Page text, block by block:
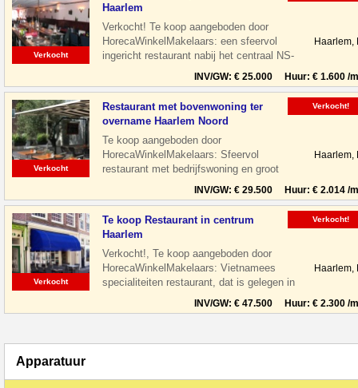
Verkocht
Haarlem
Verkocht! Te koop aangeboden door
HorecaWinkelMakelaars: een sfeervol
ingericht restaurant nabij het centraal NS-
Haarlem,
INV/GW: € 25.000 Huur: € 1.600 /
Verkocht
Restaurant met bovenwoning ter
overname Haarlem Noord
Te koop aangeboden door
HorecaWinkelMakelaars: Sfeervol
restaurant met bedrijfswoning en groot
Haarlem Noord. De
Haarlem,
INV/GW: € 29.500 Huur: € 2.014 /
Verkocht!
Verkocht
Te koop Restaurant in centrum
Haarlem
Verkocht!, Te koop aangeboden door
HorecaWinkelMakelaars: Vietnamees
specialiteiten restaurant, dat is gelegen in
Haarlem,
INV/GW: € 47.500 Huur: € 2.300 /
Verkocht!
Apparatuur